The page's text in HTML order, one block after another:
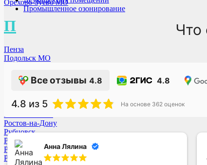
Орехово-Зуево МО
П
Пенза
Подольск МО
Ростов-на-Дону
Рубцовск
Ростов
Рыбинск
Рязань
Промышленное озонирование
Что
Все отзывы 4.8 4.8
4.8 из 5 На основе 362 оценок
Анна Лялина